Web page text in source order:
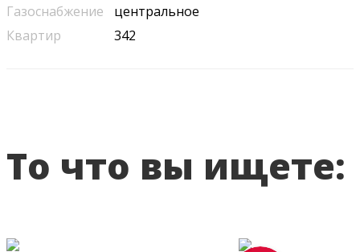
Газоснабжение
центральное
Квартир
342
То что вы ищете: